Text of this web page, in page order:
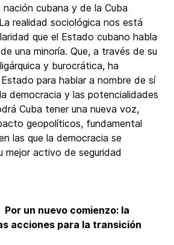
cubana y de la Cuba
realidad sociológica nos está
que el Estado cubano habla
una minoría. Que, a través de su
y burocrática, ha
para hablar a nombre de sí
democracia y las potencialidades
Cuba tener una nueva voz,
geopolíticos, fundamental
las que la democracia se
mejor activo de seguridad
Por un nuevo comienzo: la
acciones para la transición